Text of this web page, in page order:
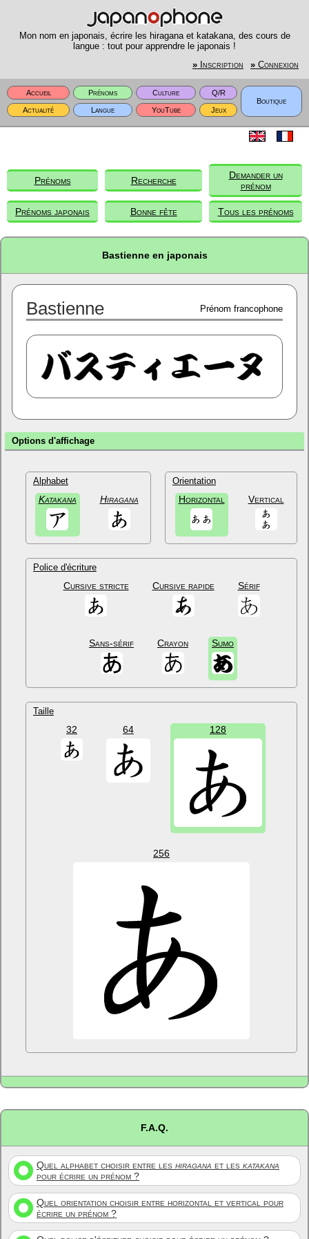
Mon nom en japonais, écrire les hiragana et katakana, des cours de
langue : tout pour apprendre le japonais !
» Inscription » Connexion
Accueil Prénoms Culture
Q/R
Boutique
Actualité
Langue YouTube Jeux
Prénoms Recherche
Demander un
prénom
Prénoms japonais Bonne fête Tous les prénoms
Bastienne en japonais
Bastienne Prénom francophone
Options d'affichage
Alphabet
Katakana Hiragana
Orientation
Horizontal Vertical
Police d'écriture
Cursive stricte Cursive rapide Sérif
Sans-sérif Crayon Sumo
Taille
32 64 128
256
F.A.Q.
Quel alphabet choisir entre les hiragana et les katakana
pour écrire un prénom ?
Quel orientation choisir entre horizontal et vertical pour
écrire un prénom ?